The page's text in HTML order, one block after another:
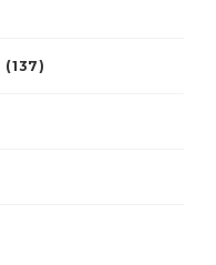
(137)